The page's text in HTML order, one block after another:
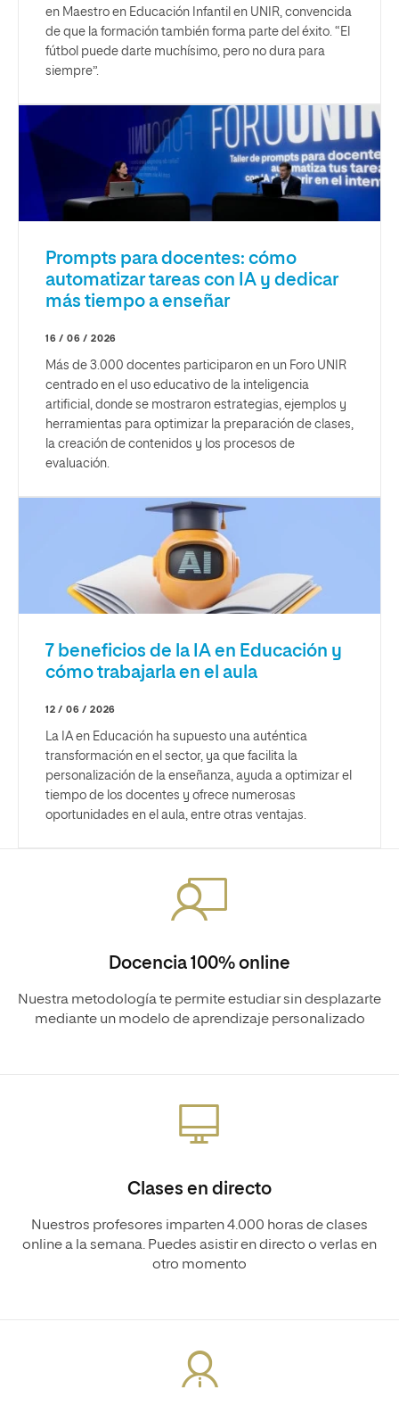
en Maestro en Educación Infantil en UNIR, convencida
de que la formación también forma parte del éxito. “El
fútbol puede darte muchísimo, pero no dura para
siempre”.
Prompts para docentes: cómo
automatizar tareas con IA y dedicar
más tiempo a enseñar
16 / 06 / 2026
Más de 3.000 docentes participaron en un Foro UNIR
centrado en el uso educativo de la inteligencia
artificial, donde se mostraron estrategias, ejemplos y
herramientas para optimizar la preparación de clases,
la creación de contenidos y los procesos de
evaluación.
7 beneficios de la IA en Educación y
cómo trabajarla en el aula
12 / 06 / 2026
La IA en Educación ha supuesto una auténtica
transformación en el sector, ya que facilita la
personalización de la enseñanza, ayuda a optimizar el
tiempo de los docentes y ofrece numerosas
oportunidades en el aula, entre otras ventajas.
Docencia 100% online
Nuestra metodología te permite estudiar sin desplazarte
mediante un modelo de aprendizaje personalizado
Clases en directo
Nuestros profesores imparten 4.000 horas de clases
online a la semana. Puedes asistir en directo o verlas en
otro momento